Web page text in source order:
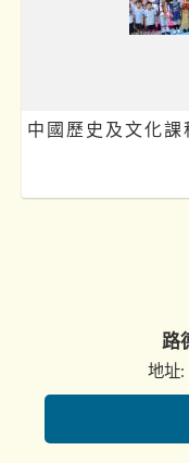
中國歷史及文化
路
地址